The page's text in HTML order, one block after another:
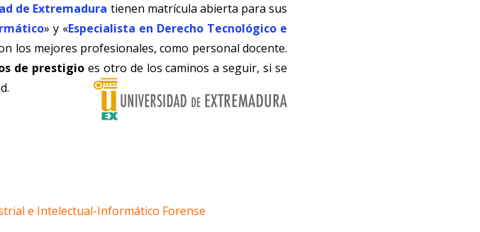
de Extremadura tienen matrícula abierta para sus
» y «Especialista en Derecho Tecnológico e
los mejores profesionales, como personal docente.
de prestigioes otro de los caminos a seguir, si se
e Intelectual-Informático Forense